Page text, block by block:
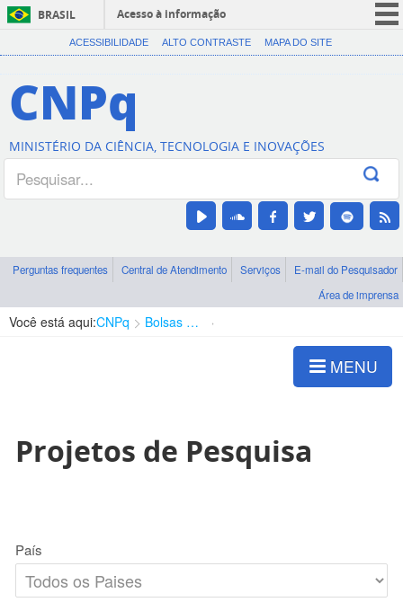
BRASIL
Acesso à informação
CORONAVÍRUS (COVID-19)
Canais
ACESSIBILIDADE ALTO CONTRASTE MAPA DO SITE
CNPq
MINISTÉRIO DA CIÊNCIA, TECNOLOGIA E INOVAÇÕES
Perguntas frequentes Central de Atendimento Serviços
E-mail do Pesquisador
Área de imprensa
Você está aqui:CNPq Bolsas e Auxílios Vigentes
MENU
Projetos de Pesquisa
País